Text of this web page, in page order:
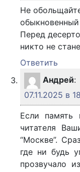
Не
обыкновенный
Перед
никто не
Ответить
Андрей:
07.11.2025 в
Если память
читателя
“Москве”.
где ни будь
прозвучало